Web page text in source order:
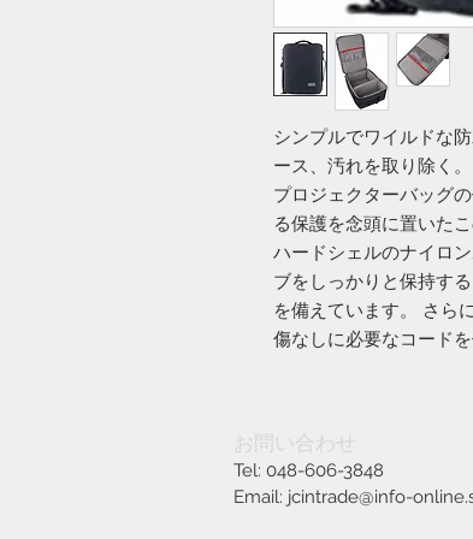
シンプルでワイルドな
ース、汚れを取り除く。
プロジェクターバッグ
る保護を念頭に置いた
ハードシェルのナイロ
ブをしっかりと保持す
を備えています。 さら
傷なしに必要なコード
お問い合わせ
Tel: 048-606-3848
Email: jcintrade@info-